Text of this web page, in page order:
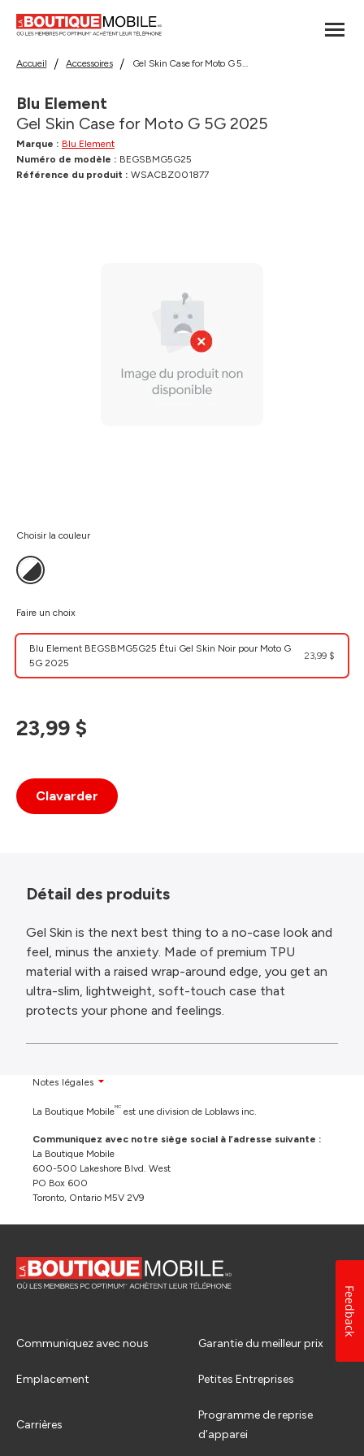
Accueil Accessoires Gel Skin Case for Moto G 5G 2025
Blu Element
Gel Skin Case for Moto G 5G 2025
Marque : Blu Element
Numéro de modèle : BEGSBMG5G25
Référence du produit : WSACBZ001877
Choisir la couleur
Faire un choix
Blu Element BEGSBMG5G25 Étui Gel Skin Noir pour Moto G
5G 2025
23,99 $
23,99 $
Clavarder
Détail des produits
Gel Skin is the next best thing to a no-case look and
feel, minus the anxiety. Made of premium TPU
material with a raised wrap-around edge, you get an
ultra-slim, lightweight, soft-touch case that
protects your phone and feelings.
Notes légales
La Boutique MobileMC est une division de Loblaws inc.
Communiquez avec notre siège social à l’adresse suivante :
La Boutique Mobile
600-500 Lakeshore Blvd. West
PO Box 600
Toronto, Ontario M5V 2V9
Communiquez avec nous Garantie du meilleur prix
Emplacement Petites Entreprises
Carrières
Programme de reprise
d’apparei
Feedback